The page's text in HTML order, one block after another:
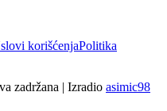
korišćenjaPolitika
zadržana | Izradio asimic98